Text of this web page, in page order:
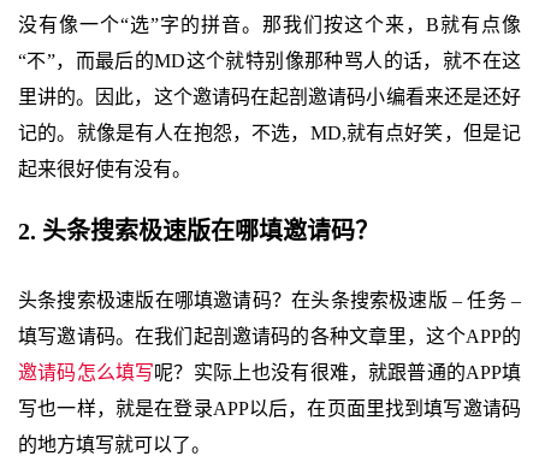
没有像一个“选”字的拼音。那我们按这个来，B就有点像
“不”，而最后的MD这个就特别像那种骂人的话，就不在这
里讲的。因此，这个邀请码在起剖邀请码小编看来还是还好
记的。就像是有人在抱怨，不选，MD,就有点好笑，但是记
起来很好使有没有。
2. 头条搜索极速版在哪填邀请码？
头条搜索极速版在哪填邀请码？在头条搜索极速版 – 任务 –
填写邀请码。在我们起剖邀请码的各种文章里，这个APP的
邀请码怎么填写呢？实际上也没有很难，就跟普通的APP填
写也一样，就是在登录APP以后，在页面里找到填写邀请码
的地方填写就可以了。